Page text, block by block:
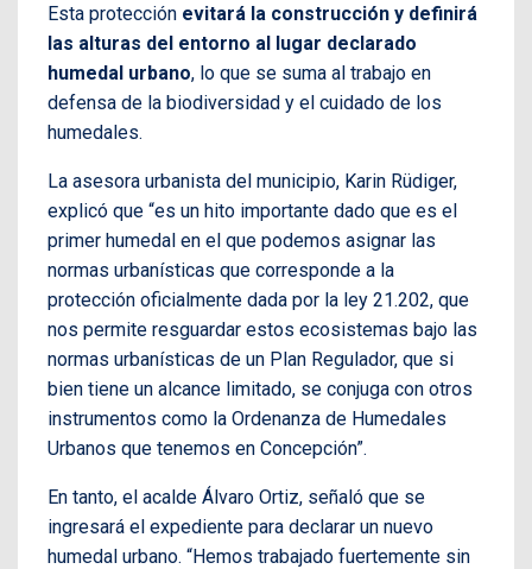
Esta protección evitará la construcción y definirá
las alturas del entorno al lugar declarado
humedal urbano, lo que se suma al trabajo en
defensa de la biodiversidad y el cuidado de los
humedales.
La asesora urbanista del municipio, Karin Rüdiger,
explicó que “es un hito importante dado que es el
primer humedal en el que podemos asignar las
normas urbanísticas que corresponde a la
protección oficialmente dada por la ley 21.202, que
nos permite resguardar estos ecosistemas bajo las
normas urbanísticas de un Plan Regulador, que si
bien tiene un alcance limitado, se conjuga con otros
instrumentos como la Ordenanza de Humedales
Urbanos que tenemos en Concepción”.
En tanto, el acalde Álvaro Ortiz, señaló que se
ingresará el expediente para declarar un nuevo
humedal urbano. “Hemos trabajado fuertemente sin